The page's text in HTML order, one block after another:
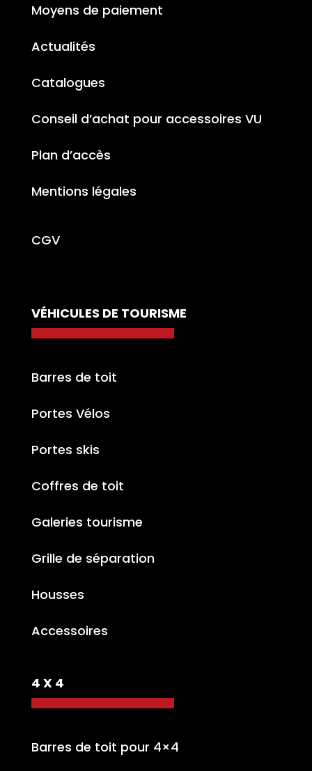
Moyens de paiement
Actualités
Catalogues
Conseil d’achat pour accessoires VU
Plan d’accès
Mentions légales
CGV
VÉHICULES DE TOURISME
Barres de toit
Portes Vélos
Portes skis
Coffres de toit
Galeries tourisme
Grille de séparation
Housses
Accessoires
4 X 4
Barres de toit pour 4×4